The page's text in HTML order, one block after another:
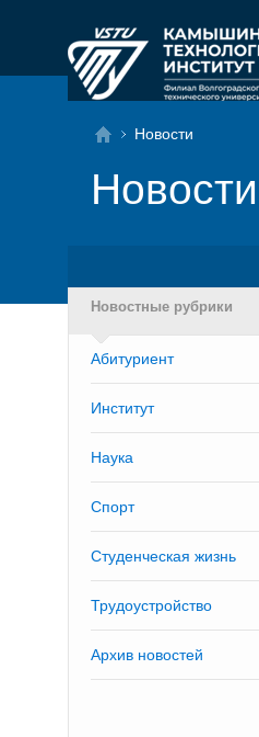
Новости
Новостные рубрики
Абитуриент
Институт
Наука
Спорт
Студенческая жизнь
Трудоустройство
Архив новостей